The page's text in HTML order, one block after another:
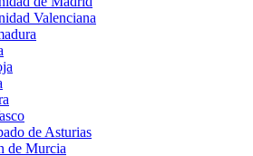
Valenciana
de Asturias
de Murcia